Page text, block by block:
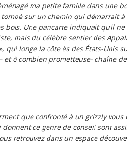
ma petite famille dans une
tombé sur un chemin qui démarrait
bois. Une pancarte indiquait qu’il ne
mais du célèbre sentier des
qui longe la côte ès des États-Unis
et ô combien prometteuse- chaîne
que confronté à un grizzly vous
donnent ce genre de conseil sont
retrouvez dans un espace